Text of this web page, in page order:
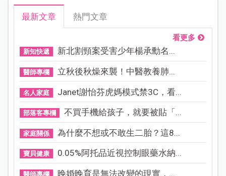
最新文章 熱門文章
看更多
新知快遞 新北割頸案受害少年楊承勳名...
醫師專欄 立秋後秋燥來襲！中醫教養肺...
名人家庭 Janet謝怡芬虎媽模式禁3C，看...
部落客專欄 不買手機給孩子，就要被貼「...
家庭關係 為什麼不想或不敢生二胎？這8...
寶貝健康 0.05%阿托品近視控制眼藥水納...
醫師專欄 晚婚晚育是無法改變的現實，...